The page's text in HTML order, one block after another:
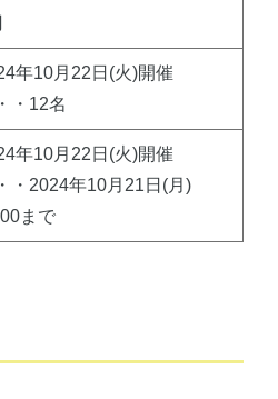
年10月22日(火)開催
・12名
年10月22日(火)開催
・2024年10月21日(月)
まで